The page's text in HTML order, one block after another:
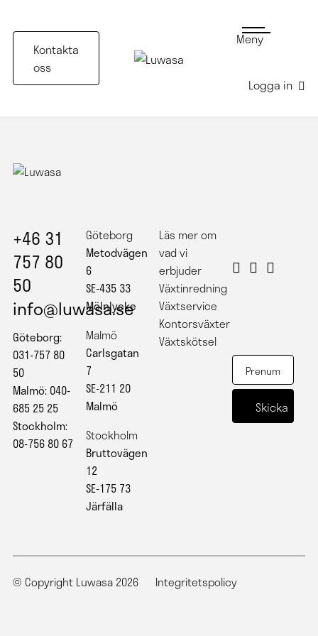
Kontakta
oss
Meny
Logga in
+46 31
757 80
50
info@luwasa.se
Göteborg:
031-757 80
50
Malmö: 040-
685 25 25
Stockholm:
08-756 80 67
Göteborg
Metodvägen
6
SE-435 33
Mölnlycke
Malmö
Carlsgatan
7
SE-211 20
Malmö
Stockholm
Bruttovägen
12
SE-175 73
Järfälla
Läs mer om
vad vi
erbjuder
Växtinredning
Växtservice
Kontorsväxter
Växtskötsel
© Copyright Luwasa 2026 Integritetspolicy